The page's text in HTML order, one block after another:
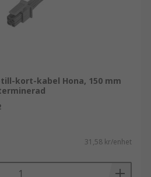
till-kort-kabel Hona, 150 mm
31,58 kr/enhet